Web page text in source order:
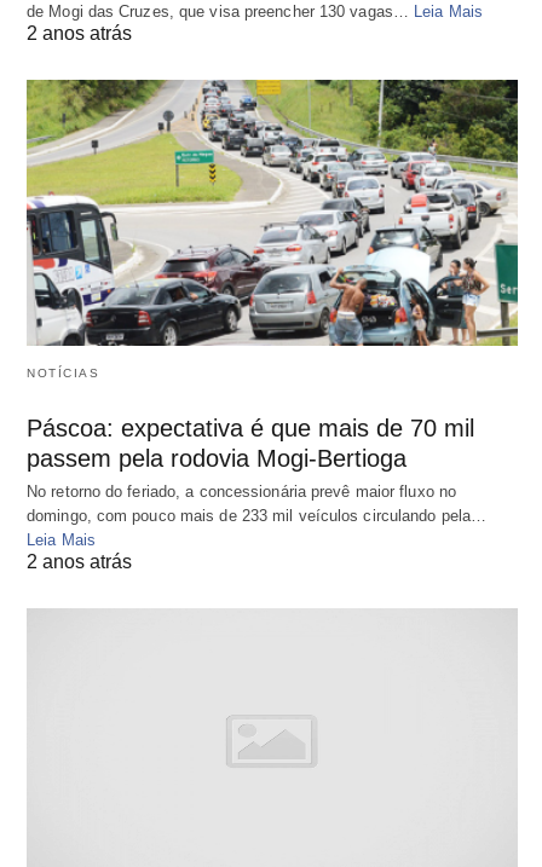
de Mogi das Cruzes, que visa preencher 130 vagas… Leia Mais
2 anos atrás
NOTÍCIAS
Páscoa: expectativa é que mais de 70 mil
passem pela rodovia Mogi-Bertioga
No retorno do feriado, a concessionária prevê maior fluxo no
domingo, com pouco mais de 233 mil veículos circulando pela…
Leia Mais
2 anos atrás